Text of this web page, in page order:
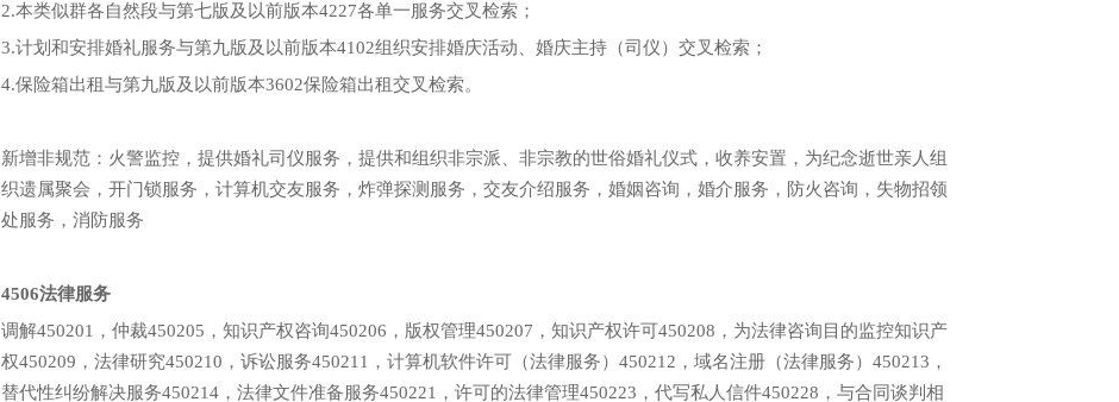
2.本类似群各自然段与第七版及以前版本4227各单一服务交叉检索；
3.计划和安排婚礼服务与第九版及以前版本4102组织安排婚庆活动、婚庆主持（司仪）交叉检索；
4.保险箱出租与第九版及以前版本3602保险箱出租交叉检索。
新增非规范：火警监控，提供婚礼司仪服务，提供和组织非宗派、非宗教的世俗婚礼仪式，收养安置，为纪念逝世亲人组
织遗属聚会，开门锁服务，计算机交友服务，炸弹探测服务，交友介绍服务，婚姻咨询，婚介服务，防火咨询，失物招领
处服务，消防服务
4506法律服务
调解450201，仲裁450205，知识产权咨询450206，版权管理450207，知识产权许可450208，为法律咨询目的监控知识产
权450209，法律研究450210，诉讼服务450211，计算机软件许可（法律服务）450212，域名注册（法律服务）450213，
替代性纠纷解决服务450214，法律文件准备服务450221，许可的法律管理450223，代写私人信件450228，与合同谈判相